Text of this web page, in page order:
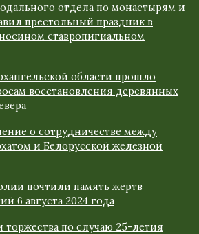
отдела по монастырям и
престольный праздник в
ставропигиальном
области прошло
восстановления деревянных
о сотрудничестве между
и Белорусской железной
почтили память жертв
6 августа 2024 года
торжества по случаю 25-летия